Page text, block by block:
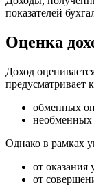
показателей
Оценка
Доход
предусматривает
обменных
необменных
Однако в рамках
от оказания
от